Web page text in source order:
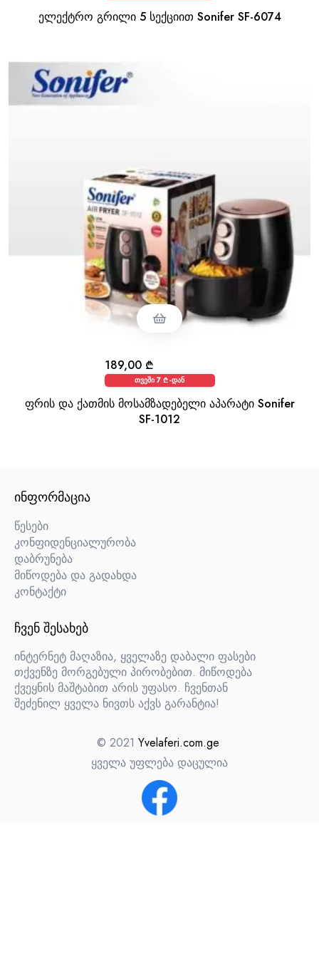
ელექტრო გრილი 5 სექციით Sonifer SF-6074
ფრის და ქათმის მოსამზადებელი აპარატი Sonifer
SF-1012
189,00 ₾
თვეში 7 ₾-დან
ᲘᲜᲤᲝᲠᲛᲐᲪᲘᲐ
წესები
კონფიდენციალურობა
დაბრუნება
მიწოდება და გადახდა
კონტაქტი
ᲩᲕᲔᲜ ᲨᲔᲡᲐᲮᲔᲑ
ინტერნეტ მაღაზია, ყველაზე დაბალი ფასები
თქვენზე მორგებული პირობებით. მიწოდება
ქვეყნის მაშტაბით არის უფასო. ჩვენთან
შეძენილ ყველა ნივთს აქვს გარანტია!
© 2021 Yvelaferi.com.ge
ყველა უფლება დაცულია